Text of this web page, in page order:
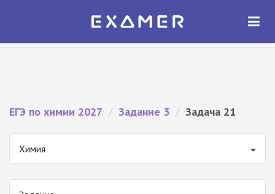
Экзамер — ЕГЭ 2027
ОТКРЫТЬ
ЕГЭ по химии 2027 / Задание 3 / Задача 21
Химия